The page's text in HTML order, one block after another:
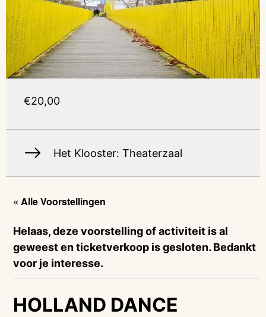
« Alle Voorstellingen
Helaas, deze voorstelling of activiteit is al
geweest en ticketverkoop is gesloten. Bedankt
voor je interesse.
HOLLAND DANCE
€20,00
Het Klooster: Theaterzaal